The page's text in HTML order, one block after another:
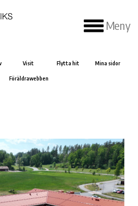
Meny
Visit Flytta hit Mina sidor
Föräldrawebben